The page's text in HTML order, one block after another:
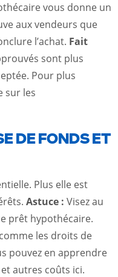
vous donne un
aux vendeurs que
l’achat. Fait
sont plus
Pour plus
sur les
DE FONDS ET
Plus elle est
Astuce : Visez au
prêt hypothécaire.
les droits de
pouvez en apprendre
autres coûts ici.